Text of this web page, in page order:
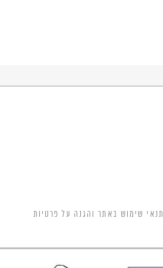
תנאי שימוש באתר והגנה על פרטיות